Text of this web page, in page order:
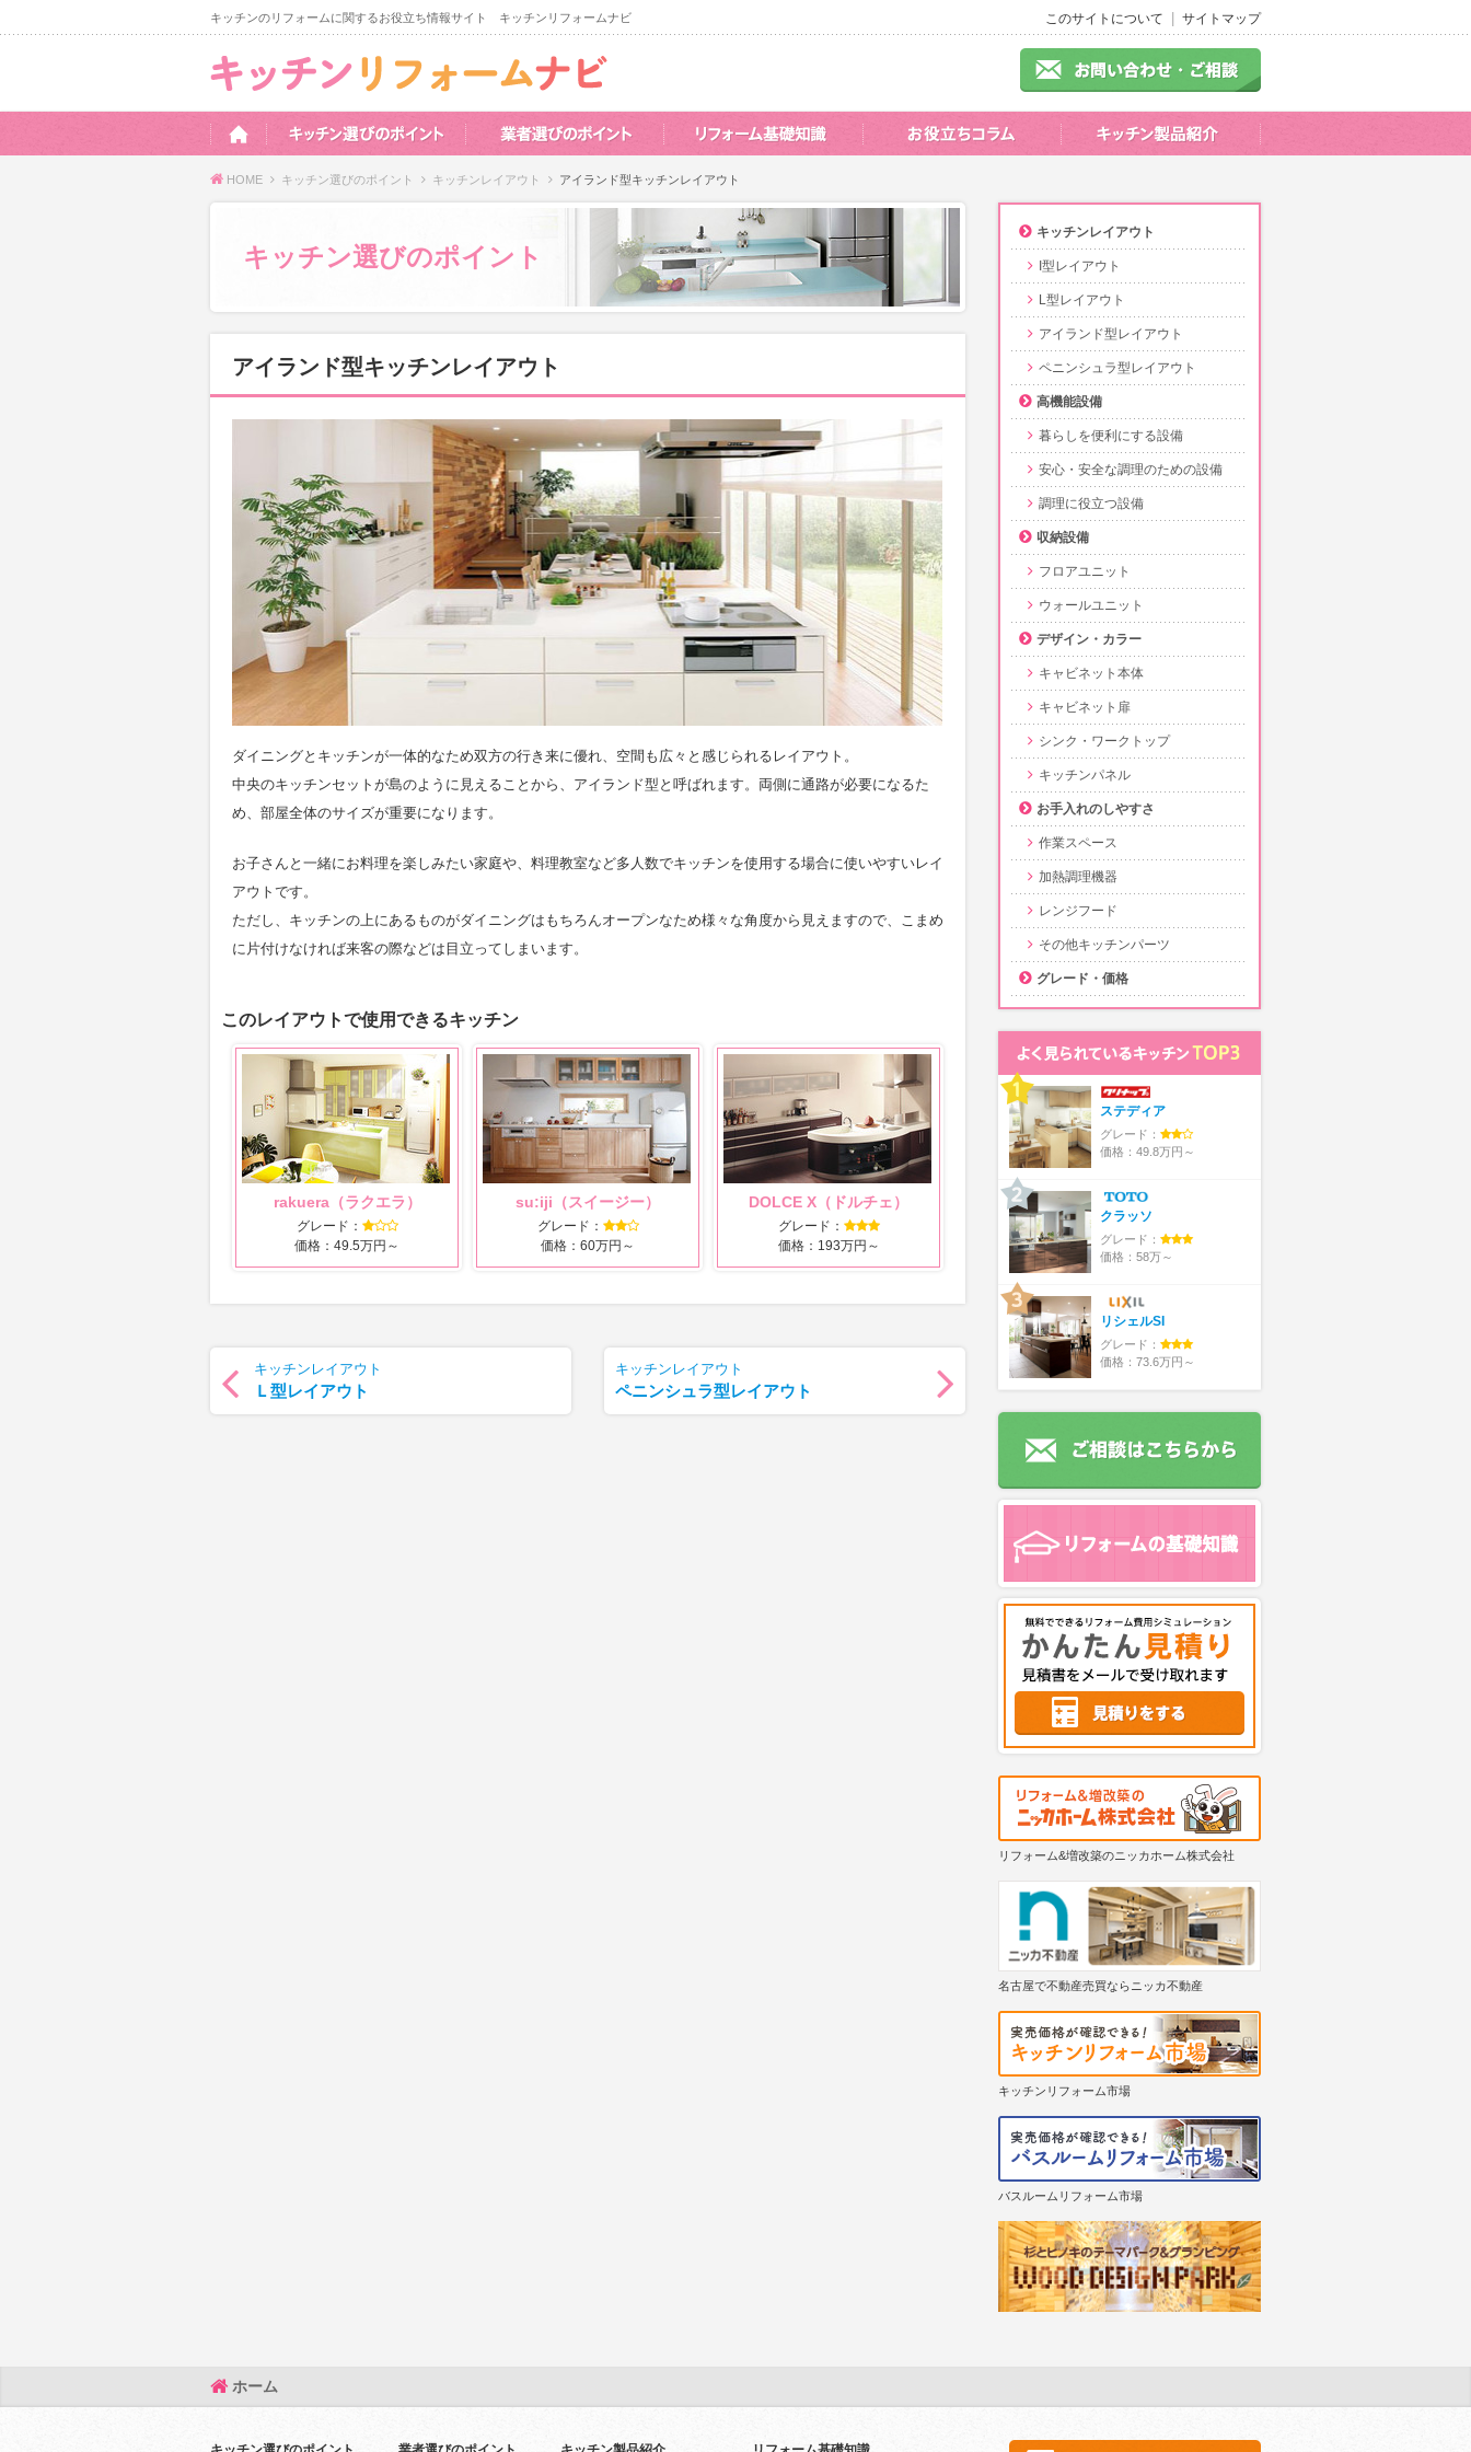
キッチンのリフォームに関するお役立ち情報サイト キッチンリフォームナビ このサイトについて サイトマップ
HOME キッチン選びのポイント キッチンレイアウト アイランド型キッチンレイアウト
キッチン選びのポイント
アイランド型キッチンレイアウト
ダイニングとキッチンが一体的なため双方の行き来に優れ、空間も広々と感じられるレイアウト。
中央のキッチンセットが島のように見えることから、アイランド型と呼ばれます。両側に通路が必要になるた
め、部屋全体のサイズが重要になります。
お子さんと一緒にお料理を楽しみたい家庭や、料理教室など多人数でキッチンを使用する場合に使いやすいレイ
アウトです。
ただし、キッチンの上にあるものがダイニングはもちろんオープンなため様々な角度から見えますので、こまめ
に片付けなければ来客の際などは目立ってしまいます。
このレイアウトで使用できるキッチン
rakuera（ラクエラ）
グレード：
価格：49.5万円～
su:iji（スイージー）
グレード：
価格：60万円～
DOLCE X（ドルチェ）
グレード：
価格：193万円～
キッチンレイアウト
Ｌ型レイアウト
キッチンレイアウト
ペニンシュラ型レイアウト
キッチンレイアウト
I型レイアウト
L型レイアウト
アイランド型レイアウト
ペニンシュラ型レイアウト
高機能設備
暮らしを便利にする設備
安心・安全な調理のための設備
調理に役立つ設備
収納設備
フロアユニット
ウォールユニット
デザイン・カラー
キャビネット本体
キャビネット扉
シンク・ワークトップ
キッチンパネル
お手入れのしやすさ
作業スペース
加熱調理機器
レンジフード
その他キッチンパーツ
グレード・価格
ステディア
グレード：
価格：49.8万円～
クラッソ
グレード：
価格：58万～
リシェルSI
グレード：
価格：73.6万円～
リフォーム&増改築のニッカホーム株式会社
名古屋で不動産売買ならニッカ不動産
キッチンリフォーム市場
バスルームリフォーム市場
ホーム